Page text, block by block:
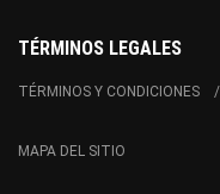
TÉRMINOS LEGALES
TÉRMINOS Y CONDICIONES
MAPA DEL SITIO